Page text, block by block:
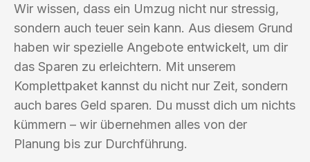
Wir wissen, dass ein Umzug nicht nur stressig,
sondern auch teuer sein kann. Aus diesem Grund
haben wir spezielle Angebote entwickelt, um dir
das Sparen zu erleichtern. Mit unserem
Komplettpaket kannst du nicht nur Zeit, sondern
auch bares Geld sparen. Du musst dich um nichts
kümmern – wir übernehmen alles von der
Planung bis zur Durchführung.